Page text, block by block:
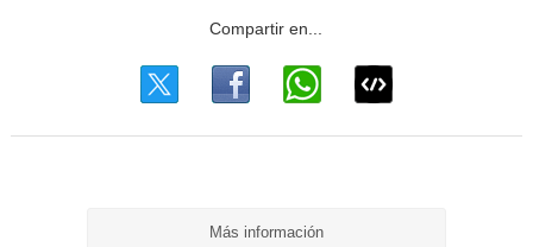
Más información